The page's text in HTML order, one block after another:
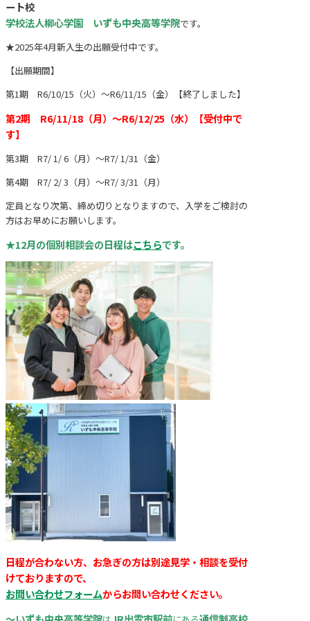
ート校
学校法人柳心学園 いずも中央高等学院です。
★2025年4月新入生の出願受付中です。
【出願期間】
第1期 R6/10/15（火）～R6/11/15（金）【終了しました】
第2期 R6/11/18（月）～R6/12/25（水）【受付中で
す】
第3期 R7/ 1/ 6（月）～R7/ 1/31（金）
第4期 R7/ 2/ 3（月）～R7/ 3/31（月）
定員となり次第、締め切りとなりますので、入学をご検討の
方はお早めにお願いします。
★12月の個別相談会の日程はこちらです。
日程が合わない方、お急ぎの方は別途見学・相談を受付
けておりますので、
お問い合わせフォームからお問い合わせください。